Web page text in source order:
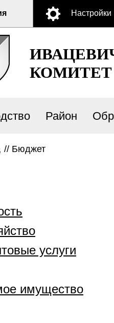
Настройки
КОМИТЕТ
Район
// Бюджет
услуги
имущество